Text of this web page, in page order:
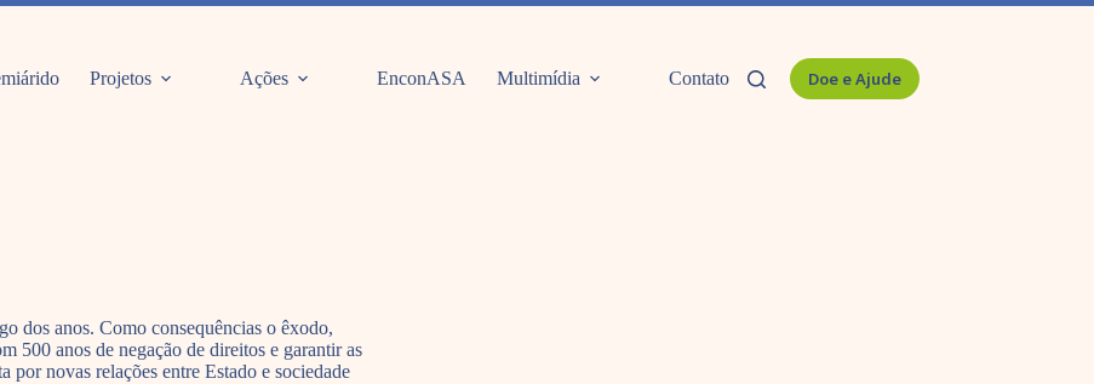
Projetos Ações EnconASA Multimídia Contato Doe e Ajude
dos anos. Como consequências o êxodo,
500 anos de negação de direitos e garantir as
novas relações entre Estado e sociedade